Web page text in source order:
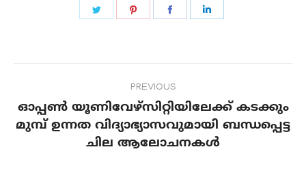
Share
Share
navigation
PREVIOUS
Previous
post:
ഓപ്പണ്‍ യൂണിവേഴ്‌സിറ്റിയിലേക്ക് കടക്കും
മുമ്പ് ഉന്നത വിദ്യാഭ്യാസവുമായി ബന്ധപ്പെട്ട
ചില ആലോചനകള്‍